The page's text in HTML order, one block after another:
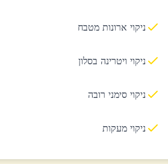
ניקוי ארונות מטבח
ניקוי ויטרינה בסלון
ניקוי סימני רובה
ניקוי מעקות